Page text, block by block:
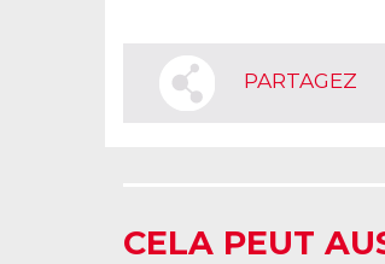
PARTAGEZ
CELA PEUT